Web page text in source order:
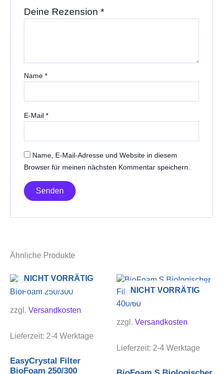
Deine Rezension *
Name *
E-Mail *
Name, E-Mail-Adresse und Website in diesem
Browser für meinen nächsten Kommentar speichern.
Ähnliche Produkte
NICHT VORRÄTIG
zzgl. Versandkosten
Lieferzeit: 2-4 Werktage
EasyCrystal Filter
BioFoam 250/300
NICHT VORRÄTIG
zzgl. Versandkosten
Lieferzeit: 2-4 Werktage